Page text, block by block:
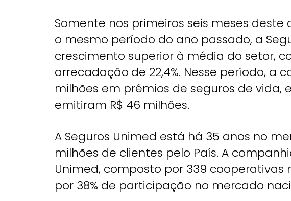
Somente nos primeiros seis meses
o mesmo período do ano passado, a
crescimento superior à média do setor,
arrecadação de 22,4%. Nesse período, a
milhões em prêmios de seguros de vida,
emitiram R$ 46 milhões.
A Seguros Unimed está há 35 anos no
milhões de clientes pelo País. A
Unimed, composto por 339 cooperativas
por 38% de participação no mercado